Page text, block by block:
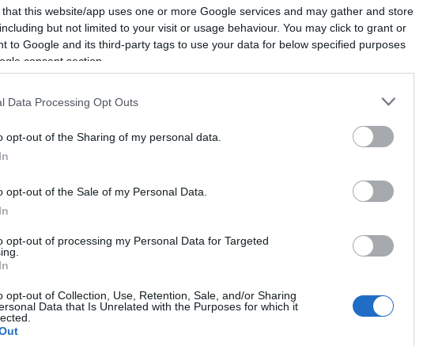
that this website/app uses one or more Google services and may gather and store
but not limited to your visit or usage behaviour. You may click to grant or
to Google and its third-party tags to use your data for below specified purposes
consent section.
Data Processing Opt Outs
opt-out of the Sharing of my personal data.
opt-out of the Sale of my Personal Data.
opt-out of processing my Personal Data for Targeted
opt-out of Collection, Use, Retention, Sale, and/or Sharing
Data that Is Unrelated with the Purposes for which it
másnéven Curtis Jackson. Ő 32 milliót keresett a zenéjével és az üzleteivel,
kutatás.
a Sean John ruhamárka és egy parfüm is, melyet leigazolt az Estee
$21 milliós bevételével a negyedik a Mosley Music Gropa-val való
meg 20 millió dolláros bevétellel, amit azért kapott, mert az Aftremath
aki a hetedik. Neki idén csak 17 millió dollár jutott.
hogy a hip-hop sztárok a keresztreklámozás és a márkanév mesterei.
is. Ezért a keresetüket befektették a médiabirodalomba, amibe